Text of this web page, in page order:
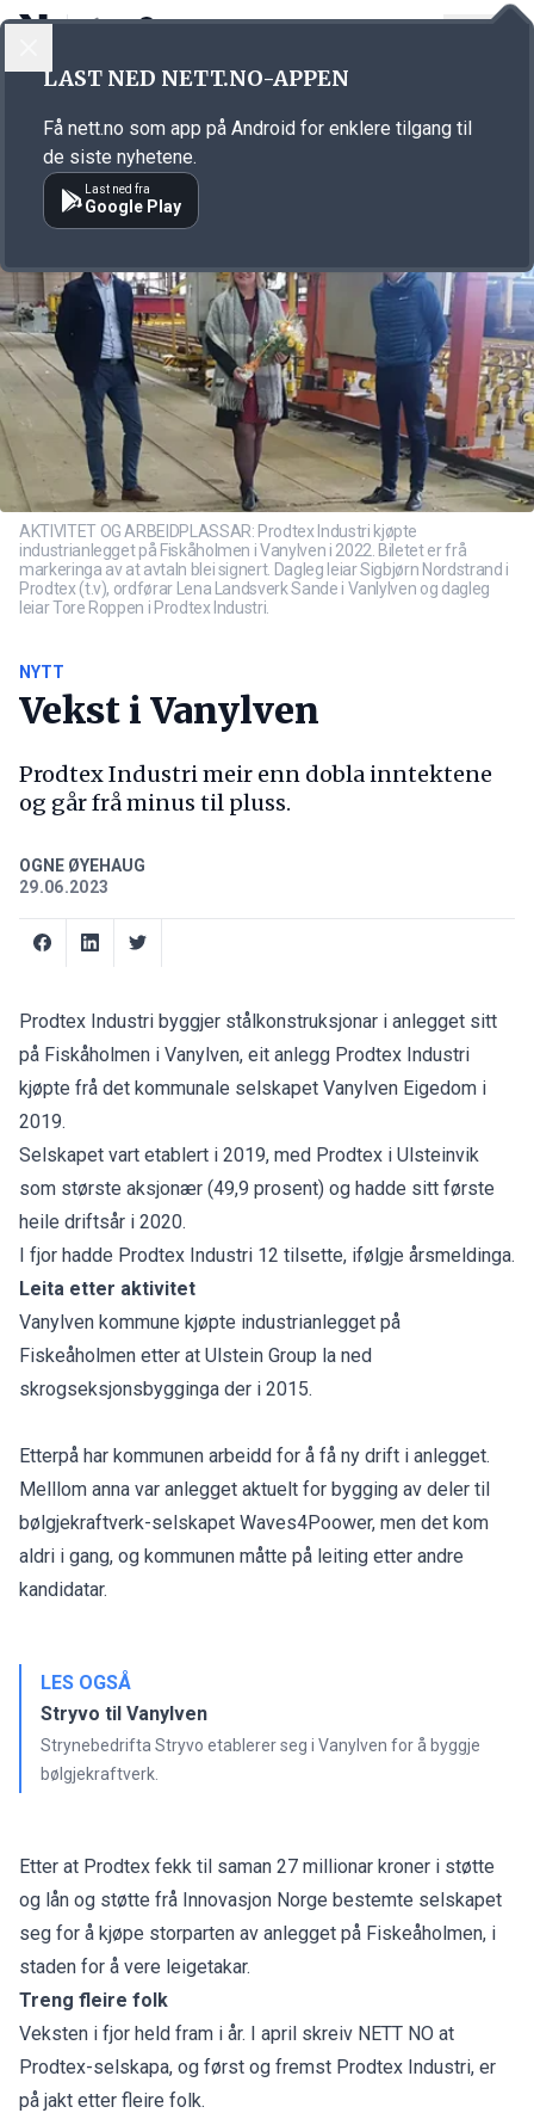
Annonsørinnhold
AKTIVITET OG ARBEIDPLASSAR: Prodtex Industri kjøpte
industrianlegget på Fiskåholmen i Vanylven i 2022. Biletet er frå
markeringa av at avtaln blei signert. Dagleg leiar Sigbjørn Nordstrand i
Prodtex (t.v), ordførar Lena Landsverk Sande i Vanlylven og dagleg
leiar Tore Roppen i Prodtex Industri.
NYTT
Vekst i Vanylven
Prodtex Industri meir enn dobla inntektene
og går frå minus til pluss.
OGNE ØYEHAUG
29.06.2023
Prodtex Industri byggjer stålkonstruksjonar i anlegget sitt
på Fiskåholmen i Vanylven, eit anlegg Prodtex Industri
kjøpte frå det kommunale selskapet Vanylven Eigedom i
2019.
Selskapet vart etablert i 2019, med Prodtex i Ulsteinvik
som største aksjonær (49,9 prosent) og hadde sitt første
heile driftsår i 2020.
I fjor hadde Prodtex Industri 12 tilsette, ifølgje årsmeldinga.
Leita etter aktivitet
Vanylven kommune kjøpte industrianlegget på
Fiskeåholmen etter at Ulstein Group la ned
skrogseksjonsbygginga der i 2015.
Etterpå har kommunen arbeidd for å få ny drift i anlegget.
Melllom anna var anlegget aktuelt for bygging av deler til
bølgjekraftverk-selskapet Waves4Poower, men det kom
aldri i gang, og kommunen måtte på leiting etter andre
kandidatar.
LES OGSÅ
Stryvo til Vanylven
Strynebedrifta Stryvo etablerer seg i Vanylven for å byggje
bølgjekraftverk.
Etter at Prodtex fekk til saman 27 millionar kroner i støtte
og lån og støtte frå Innovasjon Norge bestemte selskapet
seg for å kjøpe storparten av anlegget på Fiskeåholmen, i
staden for å vere leigetakar.
Treng fleire folk
Veksten i fjor held fram i år. I april skreiv NETT NO at
Prodtex-selskapa, og først og fremst Prodtex Industri, er
på jakt etter fleire folk.
LAST NED NETT.NO-APPEN
Få nett.no som app på Android for enklere tilgang til
de siste nyhetene.
Last ned fra
Google Play